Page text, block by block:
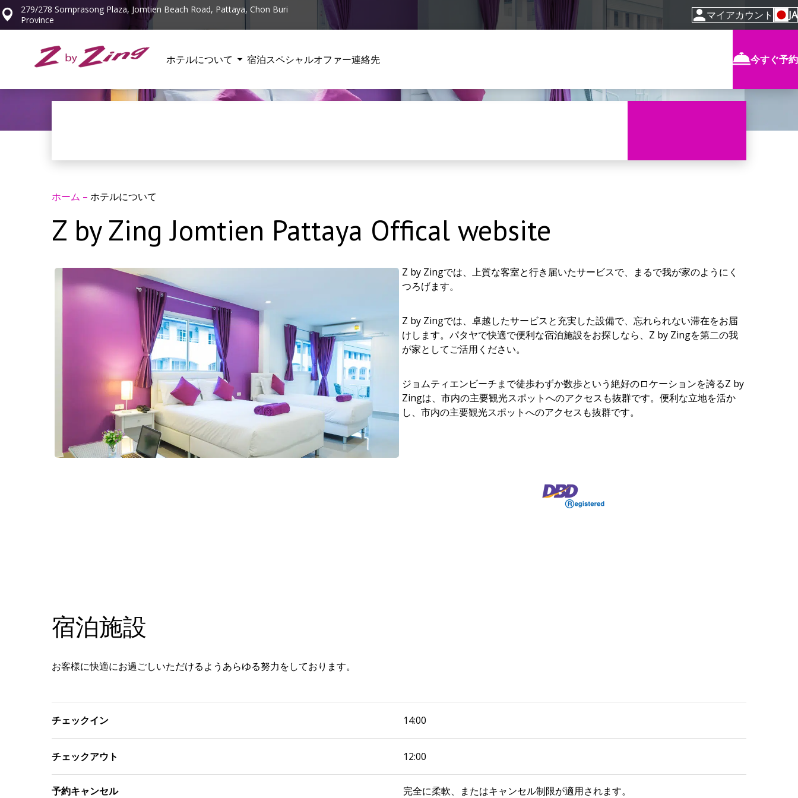
279/278 Somprasong Plaza, Jomtien Beach Road, Pattaya, Chon Buri
Province
マイアカウント JA
ホテルについて 宿泊スペシャルオファー連絡先 今すぐ予約
ホーム – ホテルについて
Z by Zing Jomtien Pattaya Offical website
Z by Zingでは、上質な客室と行き届いたサービスで、まるで我が家のようにく
つろげます。
Z by Zingでは、卓越したサービスと充実した設備で、忘れられない滞在をお届
けします。パタヤで快適で便利な宿泊施設をお探しなら、Z by Zingを第二の我
が家としてご活用ください。
ジョムティエンビーチまで徒歩わずか数歩という絶好のロケーションを誇るZ by
Zingは、市内の主要観光スポットへのアクセスも抜群です。便利な立地を活か
し、市内の主要観光スポットへのアクセスも抜群です。
宿泊施設
お客様に快適にお過ごしいただけるようあらゆる努力をしております。
チェックイン 14:00
チェックアウト 12:00
予約キャンセル 完全に柔軟、またはキャンセル制限が適用されます。